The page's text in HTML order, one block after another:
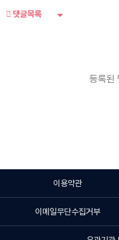
댓글목록
등록된
이용약관
이메일무단수집거부